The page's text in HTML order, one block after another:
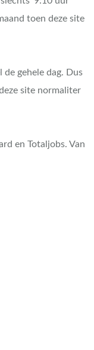
toen deze site
gehele dag. Dus
site normaliter
en Totaljobs. Van